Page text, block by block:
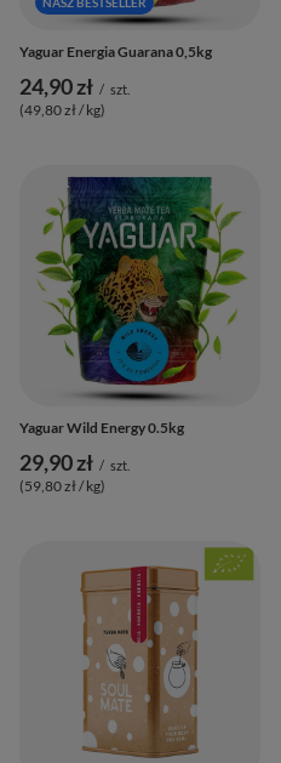
NASZ BESTSELLER
Yaguar Energia Guarana 0,5kg
24,90 zł / szt.
(49,80 zł / kg)
Yaguar Wild Energy 0.5kg
29,90 zł / szt.
(59,80 zł / kg)